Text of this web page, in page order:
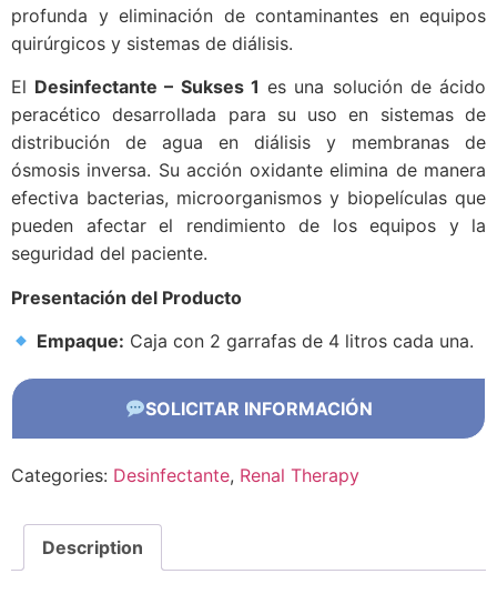
profunda y eliminación de contaminantes en equipos
quirúrgicos y sistemas de diálisis.
El Desinfectante – Sukses 1 es una solución de ácido
peracético desarrollada para su uso en sistemas de
distribución de agua en diálisis y membranas de
ósmosis inversa. Su acción oxidante elimina de manera
efectiva bacterias, microorganismos y biopelículas que
pueden afectar el rendimiento de los equipos y la
seguridad del paciente.
Presentación del Producto
Empaque: Caja con 2 garrafas de 4 litros cada una.
SOLICITAR INFORMACIÓN
Categories: Desinfectante, Renal Therapy
Description